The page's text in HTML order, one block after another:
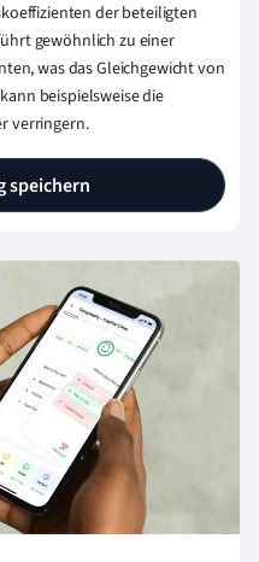
der beteiligten
gewöhnlich zu einer
was das Gleichgewicht von
beispielsweise die
verringern.
speichern